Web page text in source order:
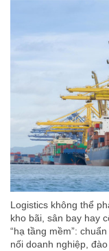
Logistics không thể
kho bãi, sân bay hay
“hạ tầng mềm”:
nối doanh nghiệp,